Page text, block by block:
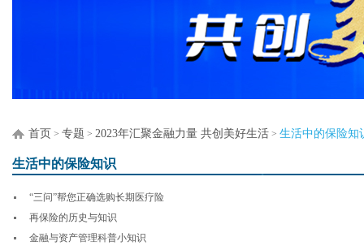
首页 > 专题 > 2023年汇聚金融力量 共创美好生活 > 生活中的保险知
生活中的保险知识
“三问”帮您正确选购长期医疗险
再保险的历史与知识
金融与资产管理科普小知识